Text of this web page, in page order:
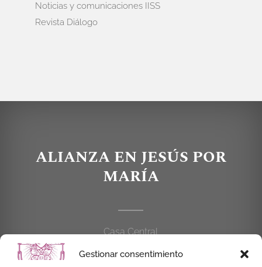
Gestionar consentimiento
Noticias y comunicaciones IISS
Revista Diálogo
ALIANZA EN JESÚS POR
MARÍA
Casa Central
C/Cardenal Cisneros, 55